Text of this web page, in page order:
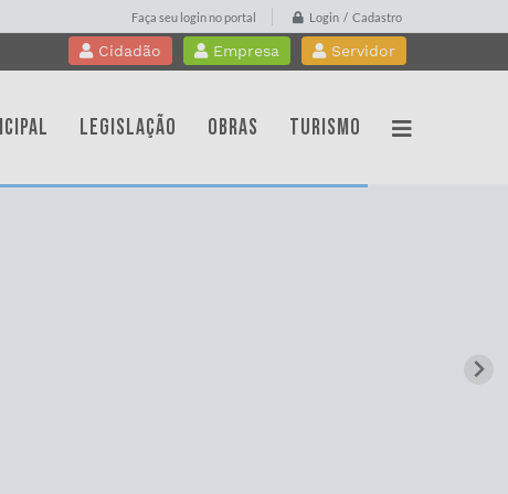
Faça seu login no portal Login / Cadastro
Servidor
Empresa
Cidadão
LEGISLAÇÃO OBRAS TURISMO